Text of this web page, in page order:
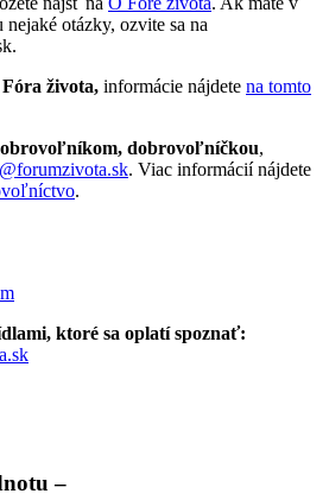
otázky, ozvite sa na
života, informácie nájdete na tomto
dobrovoľníčkou,
. Viac informácií nájdete
.
ktoré sa oplatí spoznať:
–